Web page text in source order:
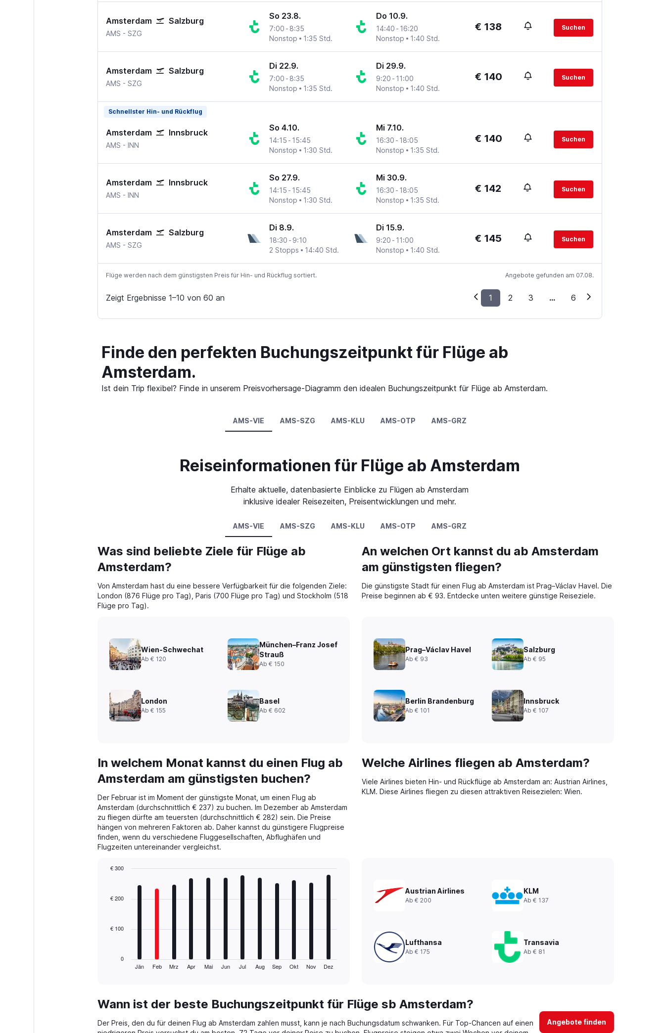
Amsterdam Salzburg
AMS Amsterdam Schiphol
- SZG
So 23.8.
7:00 - 8:35
Nonstop
1:35 Std.
Do 10.9.
14:40 - 16:20
Nonstop
1:40 Std.
€ 138 Suchen
Amsterdam Salzburg
AMS Amsterdam Schiphol
- SZG
Di 22.9.
7:00 - 8:35
Nonstop
1:35 Std.
Di 29.9.
9:20 - 11:00
Nonstop
1:40 Std.
€ 140 Suchen
Schnellster Hin- und Rückflug
Amsterdam Innsbruck
AMS Amsterdam Schiphol
- INN
So 4.10.
14:15 - 15:45
Nonstop
1:30 Std.
Mi 7.10.
16:30 - 18:05
Nonstop
1:35 Std.
€ 140 Suchen
Amsterdam Innsbruck
AMS Amsterdam Schiphol
- INN
So 27.9.
14:15 - 15:45
Nonstop
1:30 Std.
Mi 30.9.
16:30 - 18:05
Nonstop
1:35 Std.
€ 142 Suchen
Amsterdam Salzburg
AMS Amsterdam Schiphol
- SZG
Di 8.9.
18:30 - 9:10
2 Stopps
14:40 Std.
Di 15.9.
9:20 - 11:00
Nonstop
1:40 Std.
€ 145 Suchen
Flüge werden nach dem günstigsten Preis für Hin- und Rückflug sortiert. Angebote gefunden am 07.08.
Zeigt Ergebnisse 1–10 von 60 an 1 2 3 ... 6
Finde den perfekten Buchungszeitpunkt für Flüge ab
Amsterdam.
Ist dein Trip flexibel? Finde in unserem Preisvorhersage-Diagramm den idealen Buchungszeitpunkt für Flüge ab Amsterdam.
AMS-VIE AMS-SZG AMS-KLU AMS-OTP AMS-GRZ
Reiseinformationen für Flüge ab Amsterdam
Erhalte aktuelle, datenbasierte Einblicke zu Flügen ab Amsterdam
inklusive idealer Reisezeiten, Preisentwicklungen und mehr.
AMS-VIE AMS-SZG AMS-KLU AMS-OTP AMS-GRZ
In welchem Monat kannst du einen Flug ab
Amsterdam am günstigsten buchen?
Der Februar ist im Moment der günstigste Monat, um einen Flug ab
Amsterdam (durchschnittlich € 237) zu buchen. Im Dezember ab Amsterdam
zu fliegen dürfte am teuersten (durchschnittlich € 282) sein. Die Preise
hängen von mehreren Faktoren ab. Daher kannst du günstigere Flugpreise
finden, wenn du verschiedene Fluggesellschaften, Abflughäfen und
Flugzeiten untereinander vergleichst.
12
The
Range:
categories.
Jän Feb Mrz Apr Mai Jun Jul Aug Sep Okt Nov Dez
0
€ 100
€ 200
€ 300
Welche Airlines fliegen ab Amsterdam?
Viele Airlines bieten Hin- und Rückflüge ab Amsterdam an: Austrian Airlines,
KLM. Diese Airlines fliegen zu diesen attraktiven Reisezielen: Wien.
Austrian Airlines
Ab € 200
KLM
Ab € 137
Lufthansa
Ab € 175
Transavia
Ab € 81
Was sind beliebte Ziele für Flüge ab
Amsterdam?
Von Amsterdam hast du eine bessere Verfügbarkeit für die folgenden Ziele:
London (876 Flüge pro Tag), Paris (700 Flüge pro Tag) und Stockholm (518
Flüge pro Tag).
Wien-Schwechat
Ab € 120
München–Franz Josef
Strauß
Ab € 150
London
Ab € 155
Basel
Ab € 602
An welchen Ort kannst du ab Amsterdam
am günstigsten fliegen?
Die günstigste Stadt für einen Flug ab Amsterdam ist Prag–Václav Havel. Die
Preise beginnen ab € 93. Entdecke unten weitere günstige Reiseziele.
Prag–Václav Havel
Ab € 93
Salzburg
Ab € 95
Berlin Brandenburg
Ab € 101
Innsbruck
Ab € 107
Wann ist der beste Buchungszeitpunkt für Flüge sb Amsterdam?
Der Preis, den du für deinen Flug ab Amsterdam zahlen musst, kann je nach Buchungsdatum schwanken. Für Top-Chancen auf einen
Angebote finden